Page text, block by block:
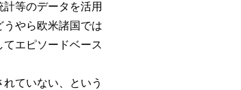
等のデータを活用
やら欧米諸国では
エピソードベース
ていない、という